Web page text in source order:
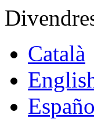
Català